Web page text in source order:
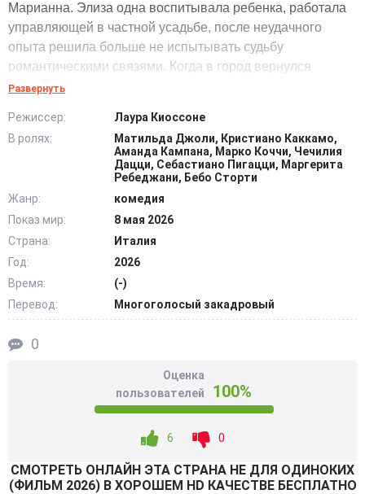
Марианна. Элиза одна воспитывала ребенка, работала
управляющей в частной усадьбе, после неудачного
опыта решила больше не испытывать судьбу
романтическими связями. Когда в город вернулся
Микеле, с которым Элиза дружила в детстве, жизнь круто
добился хорошей репутации, работая в фирме
финансовым консультантом. Однажды по естественным
причинам умер его дядя и оставил племяннику
наследство. Чтобы карьера и далее успешно
продвигалась, наследник решил избавиться от усадьбы,
но внезапно разжег на пепелище старых чувств новый
костер. Героиня преодолевает такое препятствие как
страх вновь испытать разочарование. Элиза убедила
себя, что может прожить без любви и романов, но
глубоко в душе её всегда угнетало одиночество.
@Filmix.fan
Развернуть
Режиссер:
Лаура Киоссоне
В ролях:
Матильда Джоли, Кристиано Каккамо,
Аманда Кампана, Марко Коччи, Чечилия
Дацци, Себастиано Пигацци, Маргерита
Ребеджани, Бебо Сторти
Жанр:
комедия
Показ мир:
8 мая 2026
Страна:
Италия
Год:
2026
Время:
(-)
Перевод:
Многоголосый закадровый
0
Оценка
пользователей
100%
6 0
СМОТРEТЬ ОНЛАЙН ЭТА СТРАНА НЕ ДЛЯ ОДИНОКИХ
(ФИЛЬМ 2026) В ХОРОШЕМ HD КАЧЕСТВЕ БЕСПЛАТНО